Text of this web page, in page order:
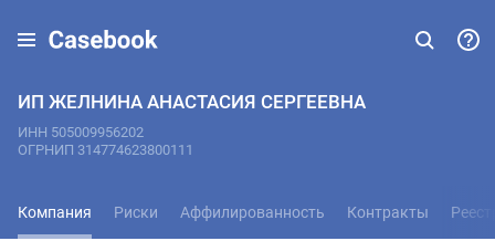
ИП ЖЕЛНИНА АНАСТАСИЯ СЕРГЕЕВНА
ИНН 505009956202
ОГРНИП 314774623800111
Компания Риски Аффилированность Контракты